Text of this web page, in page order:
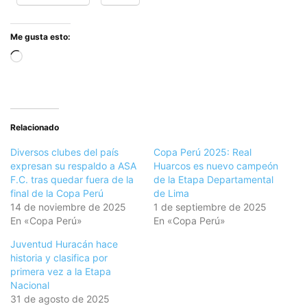
Me gusta esto:
Cargando...
Relacionado
Diversos clubes del país
expresan su respaldo a ASA
F.C. tras quedar fuera de la
final de la Copa Perú
14 de noviembre de 2025
En «Copa Perú»
Copa Perú 2025: Real
Huarcos es nuevo campeón
de la Etapa Departamental
de Lima
1 de septiembre de 2025
En «Copa Perú»
Juventud Huracán hace
historia y clasifica por
primera vez a la Etapa
Nacional
31 de agosto de 2025